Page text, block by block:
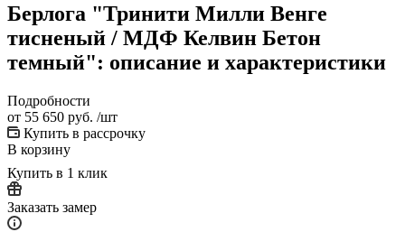
Берлога "Тринити Милли Венге
тисненый / МДФ Келвин Бетон
темный": описание и характеристики
Подробности
от 55 650 руб. /шт
Купить в рассрочку
В корзину
Купить в 1 клик
Заказать замер